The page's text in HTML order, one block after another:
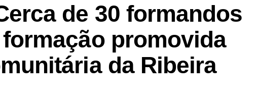
de 30 formandos
promovida
da Ribeira